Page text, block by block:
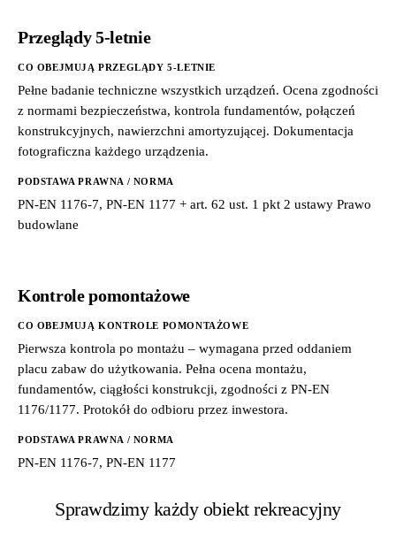
Przeglądy 5-letnie
CO OBEJMUJĄ PRZEGLĄDY 5-LETNIE
Pełne badanie techniczne wszystkich urządzeń. Ocena zgodności
z normami bezpieczeństwa, kontrola fundamentów, połączeń
konstrukcyjnych, nawierzchni amortyzującej. Dokumentacja
fotograficzna każdego urządzenia.
PODSTAWA PRAWNA / NORMA
PN-EN 1176-7, PN-EN 1177 + art. 62 ust. 1 pkt 2 ustawy Prawo
budowlane
Kontrole pomontażowe
CO OBEJMUJĄ KONTROLE POMONTAŻOWE
Pierwsza kontrola po montażu – wymagana przed oddaniem
placu zabaw do użytkowania. Pełna ocena montażu,
fundamentów, ciągłości konstrukcji, zgodności z PN-EN
1176/1177. Protokół do odbioru przez inwestora.
PODSTAWA PRAWNA / NORMA
PN-EN 1176-7, PN-EN 1177
Sprawdzimy każdy obiekt rekreacyjny